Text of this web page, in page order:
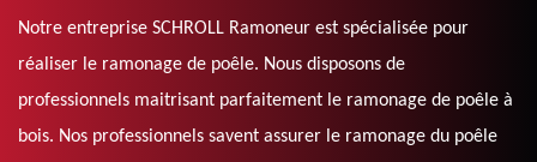
Notre entreprise SCHROLL Ramoneur est spécialisée pour
réaliser le ramonage de poêle. Nous disposons de
professionnels maitrisant parfaitement le ramonage de poêle à
bois. Nos professionnels savent assurer le ramonage du poêle